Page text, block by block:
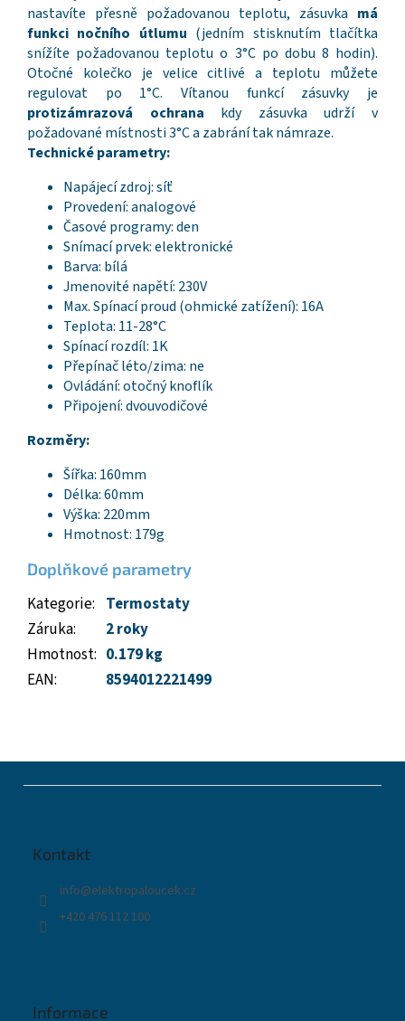
nastavíte přesně požadovanou teplotu, zásuvka má
funkci nočního útlumu (jedním stisknutím tlačítka
snížíte požadovanou teplotu o 3°C po dobu 8 hodin).
Otočné kolečko je velice citlivé a teplotu můžete
regulovat po 1°C. Vítanou funkcí zásuvky je
protizámrazová ochrana kdy zásuvka udrží v
požadované místnosti 3°C a zabrání tak námraze.
Technické parametry:
Napájecí zdroj: síť
Provedení: analogové
Časové programy: den
Snímací prvek: elektronické
Barva: bílá
Jmenovité napětí: 230V
Max. Spínací proud (ohmické zatížení): 16A
Teplota: 11-28°C
Spínací rozdíl: 1K
Přepínač léto/zima: ne
Ovládání: otočný knoflík
Připojení: dvouvodičové
Rozměry:
Šířka: 160mm
Délka: 60mm
Výška: 220mm
Hmotnost: 179g
Doplňkové parametry
Kategorie: Termostaty
Záruka:
2 roky
Hmotnost: 0.179 kg
EAN: 8594012221499
Kontakt
info@elektropaloucek.cz
+420 476 112 100
Informace